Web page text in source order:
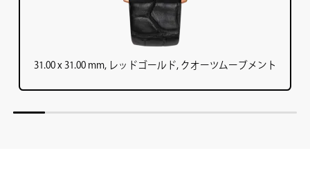
31.00 x 31.00 mm, レッドゴールド, クオーツムーブメント